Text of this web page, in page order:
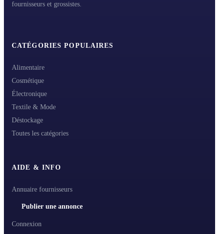
fournisseurs et grossistes.
CATÉGORIES POPULAIRES
Alimentaire
Cosmétique
Électronique
Textile & Mode
Déstockage
Toutes les catégories
AIDE & INFO
Annuaire fournisseurs
Publier une annonce
Connexion